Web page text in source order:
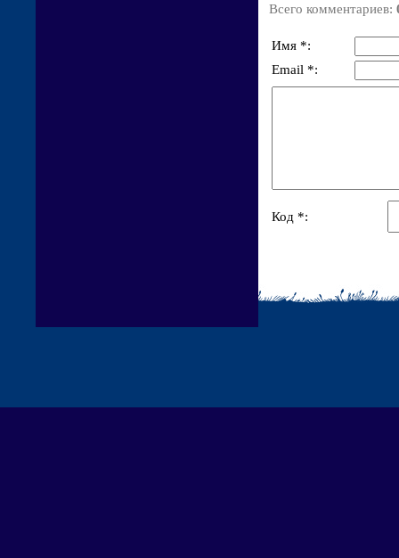
Всего комментариев:
Имя *:
Email *:
Код *: